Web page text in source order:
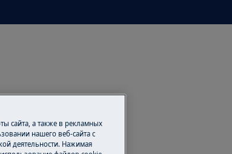
сайта, а также в рекламных
нашего веб-сайта с
деятельности. Нажимая